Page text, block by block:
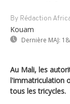
By Rédaction
Kouam
Dernière MAJ:
Au Mali, les
l'immatriculation
tous les tricycles.